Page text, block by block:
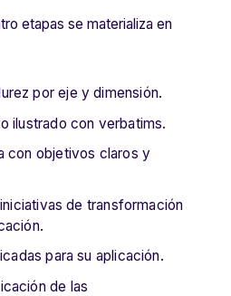
etapas se materializa en
por eje y dimensión.
ilustrado con verbatims.
con objetivos claros y
de transformación
para su aplicación.
de las